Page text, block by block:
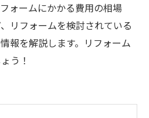
ォームにかかる費用の相場
リフォームを検討されている
報を解説します。リフォーム
う！